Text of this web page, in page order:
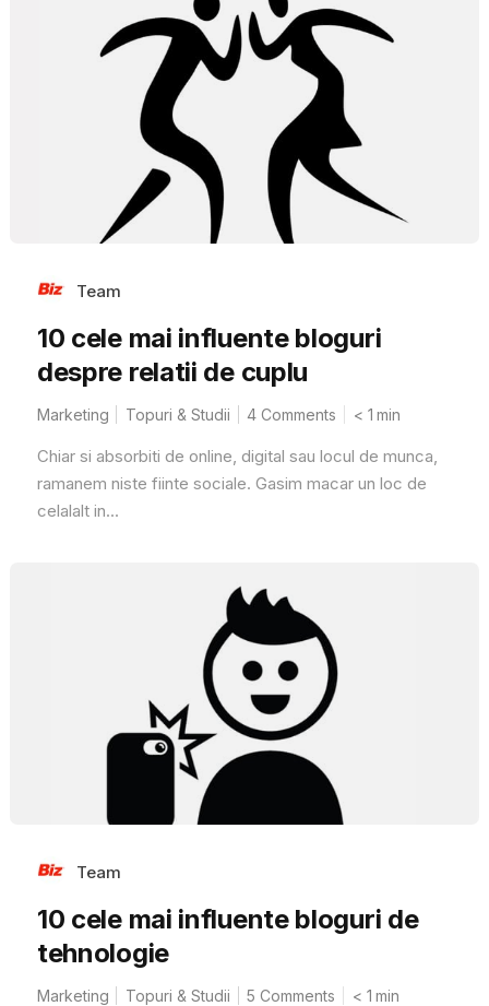
Team
10 cele mai influente bloguri
despre relatii de cuplu
Marketing Topuri & Studii 4 Comments < 1 min
Chiar si absorbiti de online, digital sau locul de munca,
ramanem niste fiinte sociale. Gasim macar un loc de
celalalt in...
Team
10 cele mai influente bloguri de
tehnologie
Marketing Topuri & Studii 5 Comments < 1 min